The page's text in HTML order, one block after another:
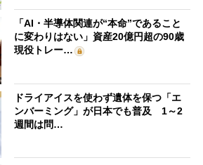
「AI・半導体関連が“本命”であること
に変わりはない」資産20億円超の90歳
現役トレー…
ドライアイスを使わず遺体を保つ「エ
ンバーミング」が日本でも普及 1～2
週間は問…